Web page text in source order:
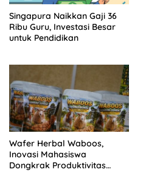
Singapura Naikkan Gaji 36
Ribu Guru, Investasi Besar
untuk Pendidikan
Wafer Herbal Waboos,
Inovasi Mahasiswa
Dongkrak Produktivitas